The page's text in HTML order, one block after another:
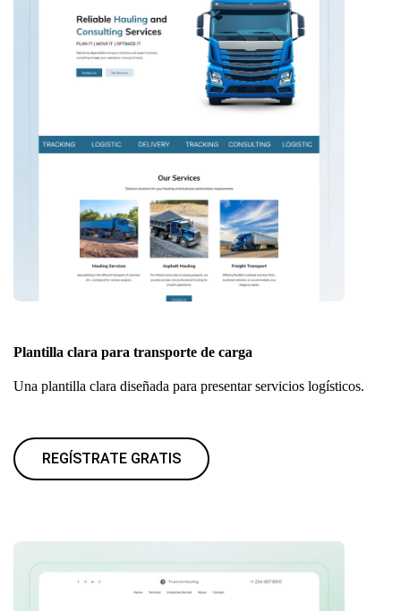
Plantilla clara para transporte de carga
Una plantilla clara diseñada para presentar servicios logísticos.
REGÍSTRATE GRATIS